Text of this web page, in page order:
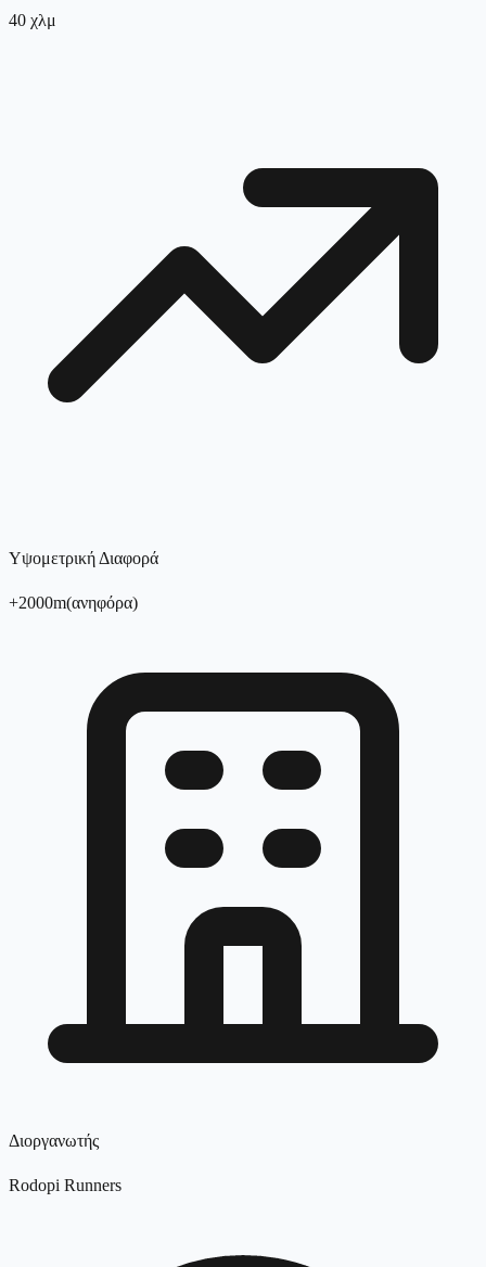
40 χλμ
Υψομετρική Διαφορά
+2000m(ανηφόρα)
Διοργανωτής
Rodopi Runners